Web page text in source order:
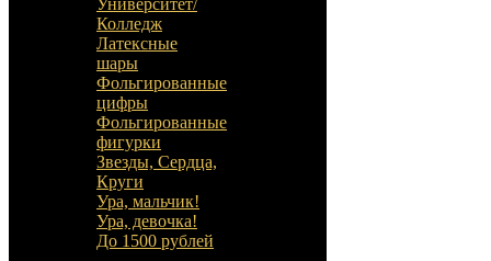
Университет/
Колледж
Латексные
шары
Фольгированные
цифры
Фольгированные
фигурки
Звезды, Сердца,
Круги
Ура, мальчик!
Ура, девочка!
До 1500 рублей